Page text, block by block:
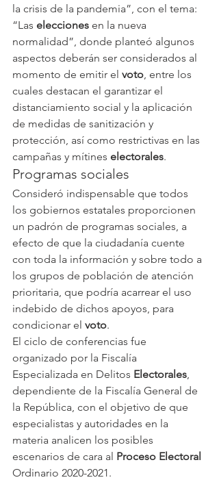
la crisis de la pandemia”, con el tema:
“Las elecciones en la nueva
normalidad”, donde planteó algunos
aspectos deberán ser considerados al
momento de emitir el voto, entre los
cuales destacan el garantizar el
distanciamiento social y la aplicación
de medidas de sanitización y
protección, así como restrictivas en las
campañas y mítines electorales.
Programas sociales
Consideró indispensable que todos
los gobiernos estatales proporcionen
un padrón de programas sociales, a
efecto de que la ciudadanía cuente
con toda la información y sobre todo a
los grupos de población de atención
prioritaria, que podría acarrear el uso
indebido de dichos apoyos, para
condicionar el voto.
El ciclo de conferencias fue
organizado por la Fiscalía
Especializada en Delitos Electorales,
dependiente de la Fiscalía General de
la República, con el objetivo de que
especialistas y autoridades en la
materia analicen los posibles
escenarios de cara al Proceso Electoral
Ordinario 2020-2021.